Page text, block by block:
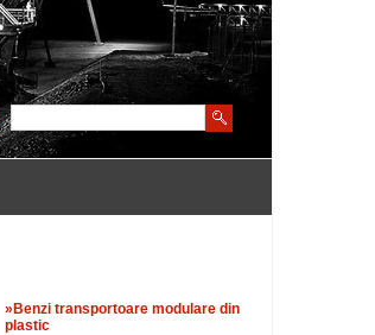
»Benzi transportoare modulare din
plastic